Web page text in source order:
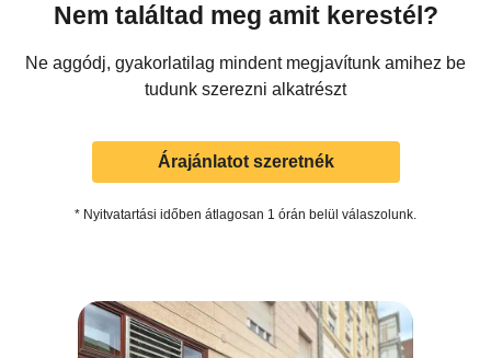
Nem találtad meg amit kerestél?
Ne aggódj, gyakorlatilag mindent megjavítunk amihez be
tudunk szerezni alkatrészt
Árajánlatot szeretnék
* Nyitvatartási időben átlagosan 1 órán belül válaszolunk.